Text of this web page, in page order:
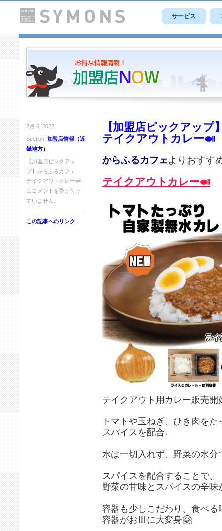
サービス
2月 6, 2022
Section: 加盟店情報（近
畿地方）
【加盟店ピックアッ
プ】からふるカフェ
テイクアウトカレー🍛
は コメントを受け付け
ていません。
この記事へのリンク
【加盟店ピックアップ
テイクアウトカレー🍛
からふるカフェよりおすす
テイクアウトカレー🍛
テイクアウト用カレー販売開
トマトや玉ねぎ、ひき肉をた
スパイスを配合。
水は一切入れず、野菜の水分
スパイスを配合することで、
野菜の甘味とスパイスの辛味
容器も少しこだわり、食べる
容器がお皿に大変身🤗